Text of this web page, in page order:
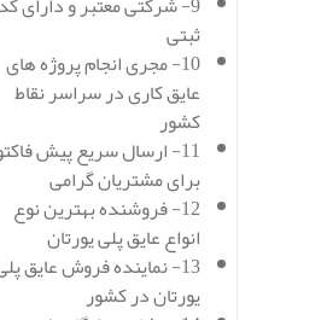
ثبتی
10- مجری انجام پروژه های
عایق کاری در سراسر نقاط
کشور
11- ارسال سریع پیش
برای مشتریان گرامی
12- فروشنده بهترین نوع
انواع عایق پلی یورتان
13- نماینده فروش عایق
یورتان در کشور